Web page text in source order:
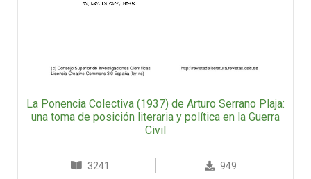
La Ponencia Colectiva (1937) de Arturo Serrano Plaja:
una toma de posición literaria y política en la Guerra
Civil
3241 949